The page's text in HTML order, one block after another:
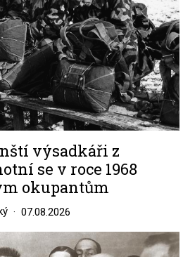
výsadkáři z
se v roce 1968
okupantům
07.08.2026